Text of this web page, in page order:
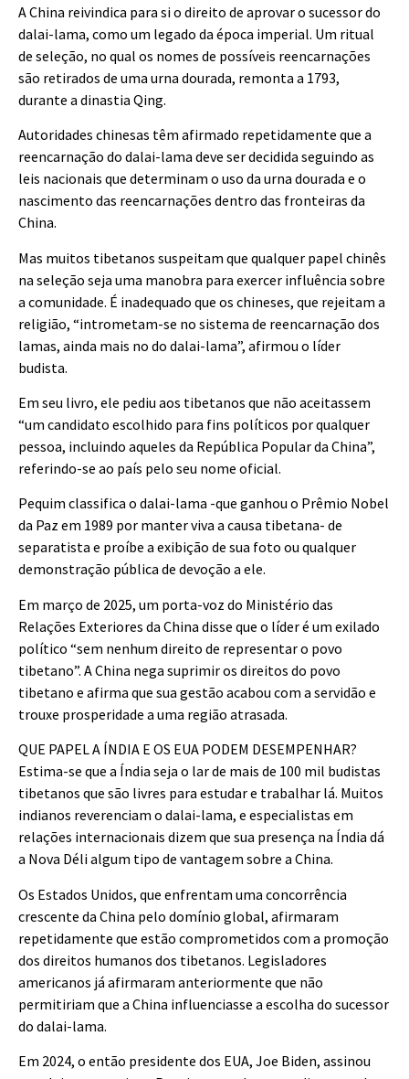
A China reivindica para si o direito de aprovar o sucessor do
dalai-lama, como um legado da época imperial. Um ritual
de seleção, no qual os nomes de possíveis reencarnações
são retirados de uma urna dourada, remonta a 1793,
durante a dinastia Qing.
Autoridades chinesas têm afirmado repetidamente que a
reencarnação do dalai-lama deve ser decidida seguindo as
leis nacionais que determinam o uso da urna dourada e o
nascimento das reencarnações dentro das fronteiras da
China.
Mas muitos tibetanos suspeitam que qualquer papel chinês
na seleção seja uma manobra para exercer influência sobre
a comunidade. É inadequado que os chineses, que rejeitam a
religião, “intrometam-se no sistema de reencarnação dos
lamas, ainda mais no do dalai-lama”, afirmou o líder
budista.
Em seu livro, ele pediu aos tibetanos que não aceitassem
“um candidato escolhido para fins políticos por qualquer
pessoa, incluindo aqueles da República Popular da China”,
referindo-se ao país pelo seu nome oficial.
Pequim classifica o dalai-lama -que ganhou o Prêmio Nobel
da Paz em 1989 por manter viva a causa tibetana- de
separatista e proíbe a exibição de sua foto ou qualquer
demonstração pública de devoção a ele.
Em março de 2025, um porta-voz do Ministério das
Relações Exteriores da China disse que o líder é um exilado
político “sem nenhum direito de representar o povo
tibetano”. A China nega suprimir os direitos do povo
tibetano e afirma que sua gestão acabou com a servidão e
trouxe prosperidade a uma região atrasada.
QUE PAPEL A ÍNDIA E OS EUA PODEM DESEMPENHAR?
Estima-se que a Índia seja o lar de mais de 100 mil budistas
tibetanos que são livres para estudar e trabalhar lá. Muitos
indianos reverenciam o dalai-lama, e especialistas em
relações internacionais dizem que sua presença na Índia dá
a Nova Déli algum tipo de vantagem sobre a China.
Os Estados Unidos, que enfrentam uma concorrência
crescente da China pelo domínio global, afirmaram
repetidamente que estão comprometidos com a promoção
dos direitos humanos dos tibetanos. Legisladores
americanos já afirmaram anteriormente que não
permitiriam que a China influenciasse a escolha do sucessor
do dalai-lama.
Em 2024, o então presidente dos EUA, Joe Biden, assinou